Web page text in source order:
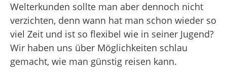
Welterkunden sollte man aber dennoch nicht
verzichten, denn wann hat man schon wieder so
viel Zeit und ist so flexibel wie in seiner Jugend?
Wir haben uns über Möglichkeiten schlau
gemacht, wie man günstig reisen kann.